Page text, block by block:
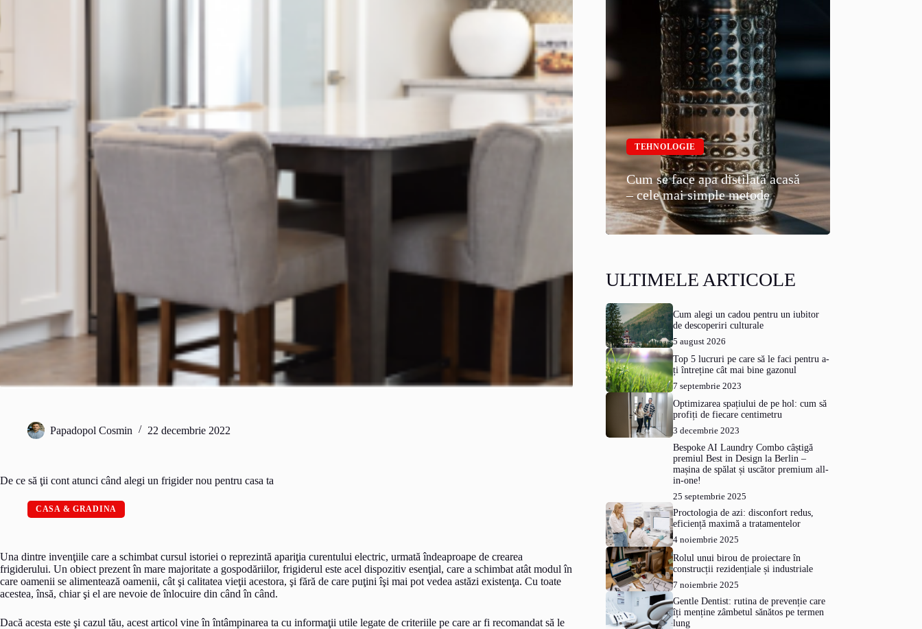
Papadopol Cosmin 22 decembrie 2022
De ce să ţii cont atunci când alegi un frigider nou pentru casa ta
CASA & GRADINA
Una dintre invenţiile care a schimbat cursul istoriei o reprezintă apariţia curentului electric, urmată îndeaproape de crearea
frigiderului. Un obiect prezent în mare majoritate a gospodăriilor, frigiderul este acel dispozitiv esenţial, care a schimbat atât modul în
care oamenii se alimentează oamenii, cât şi calitatea vieţii acestora, şi fără de care puţini îşi mai pot vedea astăzi existenţa. Cu toate
acestea, însă, chiar şi el are nevoie de înlocuire din când în când.
Dacă acesta este şi cazul tău, acest articol vine în întâmpinarea ta cu informaţii utile legate de criteriile pe care ar fi recomandat să le
TEHNOLOGIE
Cum se face apa distilată acasă
– cele mai simple metode
ULTIMELE ARTICOLE
Cum alegi un cadou pentru un iubitor
de descoperiri culturale
5 august 2026
Top 5 lucruri pe care să le faci pentru a-
ți întreține cât mai bine gazonul
7 septembrie 2023
Optimizarea spațiului de pe hol: cum să
profiți de fiecare centimetru
3 decembrie 2023
Bespoke AI Laundry Combo câștigă
premiul Best in Design la Berlin –
mașina de spălat și uscător premium all-
in-one!
25 septembrie 2025
Proctologia de azi: disconfort redus,
eficiență maximă a tratamentelor
4 noiembrie 2025
Rolul unui birou de proiectare în
construcții rezidențiale și industriale
7 noiembrie 2025
Gentle Dentist: rutina de prevenție care
îți menține zâmbetul sănătos pe termen
lung